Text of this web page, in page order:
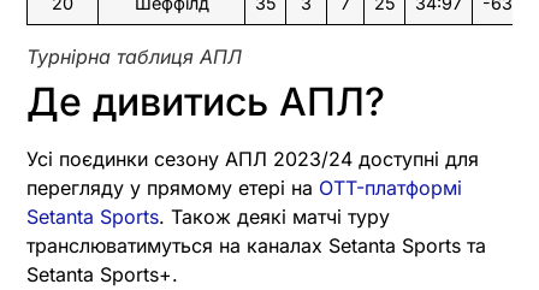
Турнірна таблиця АПЛ
Де дивитись АПЛ?
Усі поєдинки сезону АПЛ 2023/24 доступні для
перегляду у прямому етері на OTT-платформі
Setanta Sports. Також деякі матчі туру
транслюватимуться на каналах Setanta Sports та
Setanta Sports+.